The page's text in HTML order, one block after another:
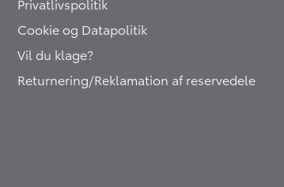
Cookie og Datapolitik
Vil du klage?
Returnering/Reklamation af reservedele